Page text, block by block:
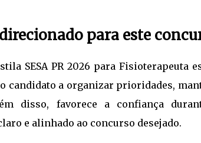
para este
SESA PR 2026 para Fisioterapeuta
candidato a organizar prioridades,
disso, favorece a confiança
e alinhado ao concurso desejado.